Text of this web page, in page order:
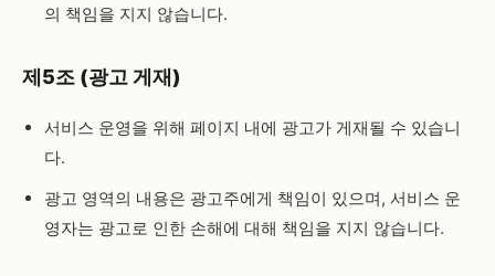
의 책임을 지지 않습니다.
제5조 (광고 게재)
서비스 운영을 위해 페이지 내에 광고가 게재될 수 있습니
다.
광고 영역의 내용은 광고주에게 책임이 있으며, 서비스 운
영자는 광고로 인한 손해에 대해 책임을 지지 않습니다.